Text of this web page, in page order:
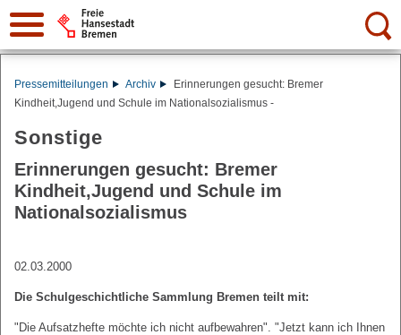
Suche:
Pressemitteilungen Archiv
Erinnerungen gesucht: Bremer
Kindheit,Jugend und Schule im Nationalsozialismus -
Sonstige
Erinnerungen gesucht: Bremer
Kindheit,Jugend und Schule im
Nationalsozialismus
02.03.2000
Die Schulgeschichtliche Sammlung Bremen teilt mit:
"Die Aufsatzhefte möchte ich nicht aufbewahren". "Jetzt kann ich Ihnen